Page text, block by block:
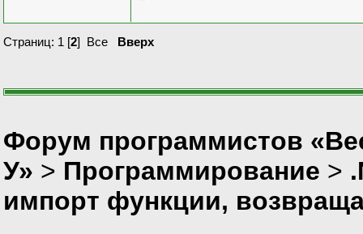
Страниц: 1 [2] Все Вверх
Форум программистов
У» > Программирование >
импорт функции,